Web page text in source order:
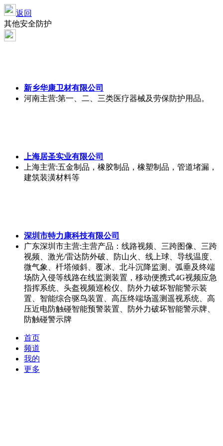
返回
其他安全防护
新乡华康卫材有限公司
河南主营:第一、二、三类医疗器械及劳保防护用品。
上海居圣实业有限公司
上海主营:五金制品，橡胶制品，橡塑制品，管道堵漏，
建筑装潢材料等
深圳市特力康科技有限公司
广东深圳市主营:主营产品：线路视频、三跨图像、三跨
视频、激光/雷达防外破、防山火、线上球、导线温度、
微气象、杄塔倾斜、覆冰、北斗沉降监测、弧垂及终端
场防入侵等线路在线监测装置，移动便携式4G视频应急
指挥系统、头盔视频巡检仪、防外力破坏智能警示装
置、智能综合驱鸟装置、高压终端场遥测遥视系统、高
压近电防触碰智能预警装置、防外力破坏智能警示牌、
防触碰警示牌
首页
频道
我的
更多